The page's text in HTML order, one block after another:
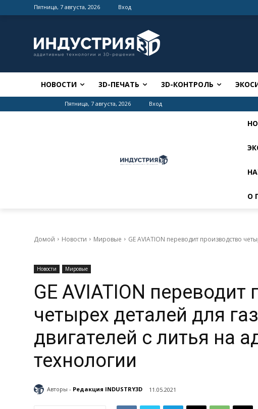
Пятница, 7 августа, 2026 Вход
НОВОСТИ 3D-ПЕЧАТЬ 3D-КОНТРОЛЬ
Пятница, 7 августа, 2026 Вход
О
Домой Новости Мировые GE AVIATION переводит производство
Новости Мировые
GE AVIATION переводит
четырех деталей для
двигателей с литья на
технологии
Авторы - Редакция INDUSTRY3D 11.05.2021